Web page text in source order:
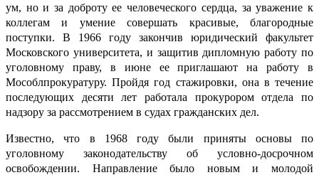
ум, но и за доброту ее человеческого сердца, за уважение к
коллегам и умение совершать красивые, благородные
поступки. В 1966 году закончив юридический факультет
Московского университета, и защитив дипломную работу по
уголовному праву, в июне ее приглашают на работу в
Мособлпрокуратуру. Пройдя год стажировки, она в течение
последующих десяти лет работала прокурором отдела по
надзору за рассмотрением в судах гражданских дел.
Известно, что в 1968 году были приняты основы по
уголовному законодательству об условно-досрочном
освобождении. Направление было новым и молодой